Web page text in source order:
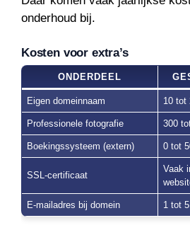
onderhoud bij.
Kosten voor extra’s
ONDERDEEL
Eigen domeinnaam 10 tot
Professionele fotografie 300
Boekingssysteem (extern) 0 tot
SSL-certificaat
Vaak
E-mailadres bij domein 1 tot